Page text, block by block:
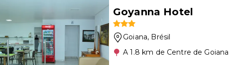
Goyanna Hotel
Goiana, Brésil
A 1.8 km de Centre de Goiana